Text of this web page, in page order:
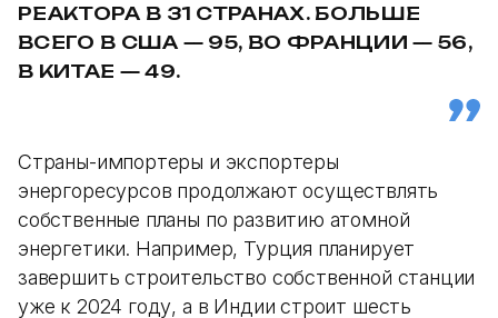
РЕАКТОРА В 31 СТРАНАХ. БОЛЬШЕ
ВСЕГО В США — 95, ВО ФРАНЦИИ — 56,
В КИТАЕ — 49.
Страны-импортеры и экспортеры
энергоресурсов продолжают осуществлять
собственные планы по развитию атомной
энергетики. Например, Турция планирует
завершить строительство собственной станции
уже к 2024 году, а в Индии строит шесть